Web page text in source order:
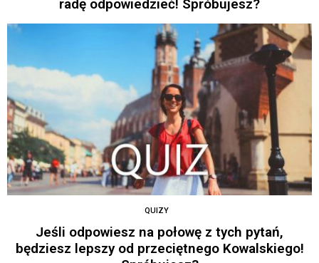
radę odpowiedzieć! Spróbujesz?
QUIZY
Jeśli odpowiesz na połowę z tych pytań,
będziesz lepszy od przeciętnego Kowalskiego!